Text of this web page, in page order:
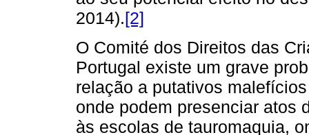
2014).[2]
O Comité dos Direitos das
Portugal existe um grave
relação a putativos
onde podem presenciar atos
às escolas de tauromaquia,